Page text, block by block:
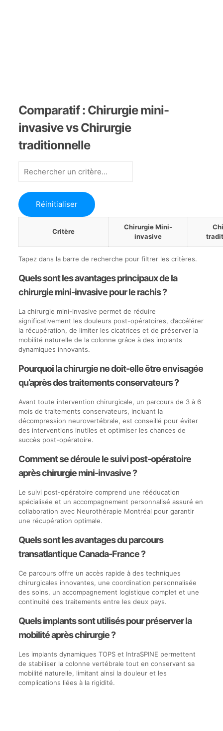
Comparatif : Chirurgie mini-
invasive vs Chirurgie
traditionnelle
par
Réinitialiser
Critère
Chirurgie Mini-
invasive
Tapez dans la barre de recherche pour filtrer les critères.
Quels sont les avantages principaux de la
chirurgie mini-invasive pour le rachis ?
La chirurgie mini-invasive permet de réduire
significativement les douleurs post-opératoires, d’accélérer
la récupération, de limiter les cicatrices et de préserver la
mobilité naturelle de la colonne grâce à des implants
dynamiques innovants.
Pourquoi la chirurgie ne doit-elle être envisagée
qu’après des traitements conservateurs ?
Avant toute intervention chirurgicale, un parcours de 3 à 6
mois de traitements conservateurs, incluant la
décompression neurovertébrale, est conseillé pour éviter
des interventions inutiles et optimiser les chances de
succès post-opératoire.
Comment se déroule le suivi post-opératoire
après chirurgie mini-invasive ?
Le suivi post-opératoire comprend une rééducation
spécialisée et un accompagnement personnalisé assuré en
collaboration avec Neurothérapie Montréal pour garantir
une récupération optimale.
Quels sont les avantages du parcours
transatlantique Canada-France ?
Ce parcours offre un accès rapide à des techniques
chirurgicales innovantes, une coordination personnalisée
des soins, un accompagnement logistique complet et une
continuité des traitements entre les deux pays.
Quels implants sont utilisés pour préserver la
mobilité après chirurgie ?
Les implants dynamiques TOPS et IntraSPINE permettent
de stabiliser la colonne vertébrale tout en conservant sa
mobilité naturelle, limitant ainsi la douleur et les
complications liées à la rigidité.